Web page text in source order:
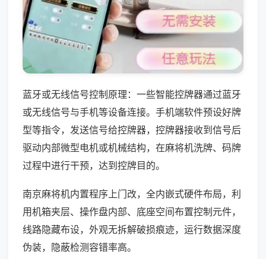
蓝牙或无线信号控制原理：一些智能控牌器通过蓝牙
或无线信号与手机等设备连接。手机端软件预设好牌
型等指令，发送信号给控牌器，控牌器接收到信号后
驱动内部微型电机或机械结构，在麻将机洗牌、码牌
过程中进行干预，达到控牌目的。
南京麻将机内置程序上门改，全内嵌式硬件布局，利
用机箱夹层、操作盘内部、底座空间布置控制元件，
线路隐藏布设，外观无拆解破损痕迹，运行数据深度
伪装，隐蔽检测容错率高。